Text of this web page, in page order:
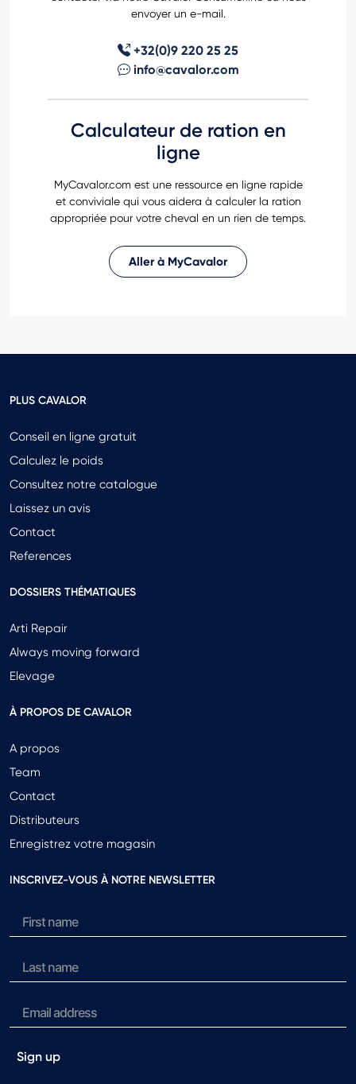
envoyer un e-mail.
+32(0)9 220 25 25
info@cavalor.com
Calculateur de ration en
ligne
MyCavalor.com est une ressource en ligne rapide
et conviviale qui vous aidera à calculer la ration
appropriée pour votre cheval en un rien de temps.
Aller à MyCavalor
PLUS CAVALOR
Conseil en ligne gratuit
Calculez le poids
Consultez notre catalogue
Laissez un avis
Contact
References
DOSSIERS THÉMATIQUES
Arti Repair
Always moving forward
Elevage
À PROPOS DE CAVALOR
A propos
Team
Contact
Distributeurs
Enregistrez votre magasin
INSCRIVEZ-VOUS À NOTRE NEWSLETTER
Sign up